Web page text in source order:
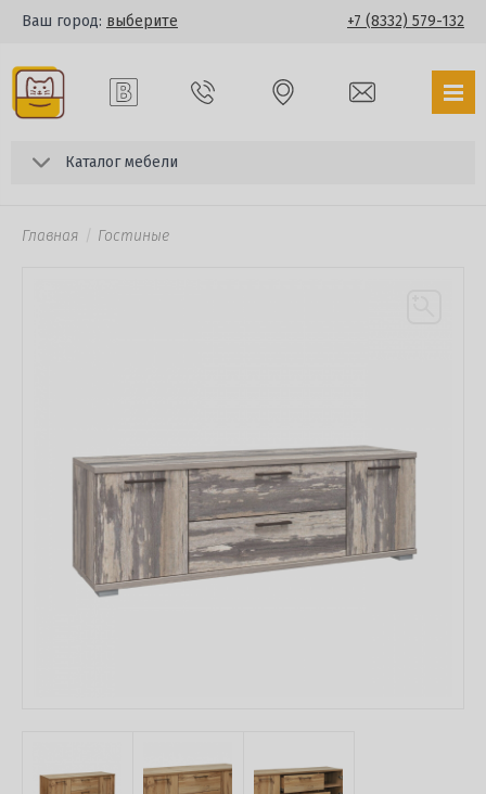
Ваш город: выберите +7 (8332) 579-132
Каталог мебели
Главная Гостиные